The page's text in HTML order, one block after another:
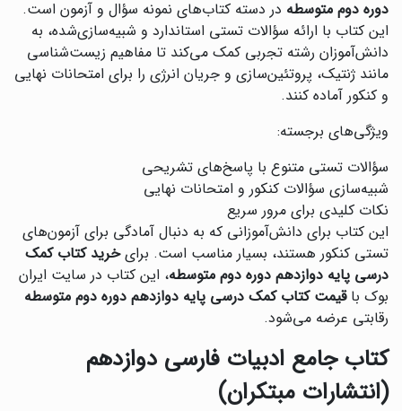
دوره دوم متوسطه در دسته کتاب‌های نمونه سؤال و آزمون است.
این کتاب با ارائه سؤالات تستی استاندارد و شبیه‌سازی‌شده، به
دانش‌آموزان رشته تجربی کمک می‌کند تا مفاهیم زیست‌شناسی
مانند ژنتیک، پروتئین‌سازی و جریان انرژی را برای امتحانات نهایی
و کنکور آماده کنند.
ویژگی‌های برجسته:
سؤالات تستی متنوع با پاسخ‌های تشریحی
شبیه‌سازی سؤالات کنکور و امتحانات نهایی
نکات کلیدی برای مرور سریع
این کتاب برای دانش‌آموزانی که به دنبال آمادگی برای آزمون‌های
تستی کنکور هستند، بسیار مناسب است. برایخرید کتاب کمک
درسی پایه دوازدهم دوره دوم متوسطه، این کتاب در سایت ایران
بوک باقیمت کتاب کمک درسی پایه دوازدهم دوره دوم متوسطه
رقابتی عرضه می‌شود.
کتاب جامع ادبیات فارسی دوازدهم
(انتشارات مبتکران)